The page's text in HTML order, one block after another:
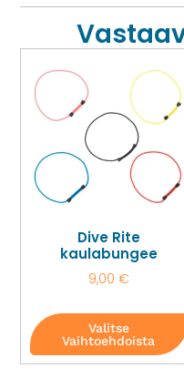
Dive Rite
kaulabungee
9,00 €
Valitse
Vaihtoehdoista